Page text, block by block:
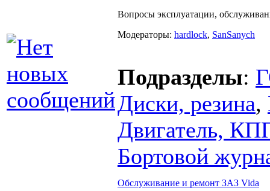
Вопросы эксплуатации,
Модераторы: hardlock, SanSanych
Подразделы:
Диски, резина,
Двигатель,
Бортовой
Обслуживание и ремонт ЗАЗ Vida